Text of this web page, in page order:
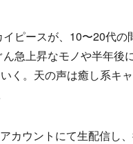
ピースが、10〜20代の
急上昇なモノや半年後
く。天の声は癒し系キ
カウントにて生配信し